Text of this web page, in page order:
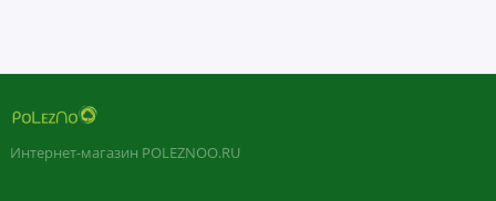
Интернет-магазин POLEZNOO.RU